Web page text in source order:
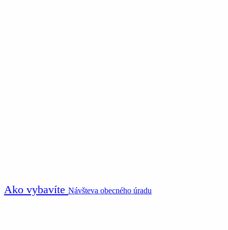
Ako vybavíte Návšteva obecného úradu